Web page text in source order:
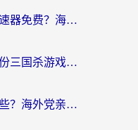
国外玩无尽冬日用什么加速器免费？海外党国服游戏加速避坑指南
海外玩三国杀总卡顿？这份三国杀游戏加速器指南帮你告别延迟烦恼
火影忍者美国加速器有哪些？海外党亲测的国服游戏加速全攻略（含菲律宾玩三国之刃守望黎明技巧）